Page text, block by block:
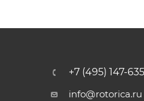
+7 (495) 147-
info@rotorica.ru